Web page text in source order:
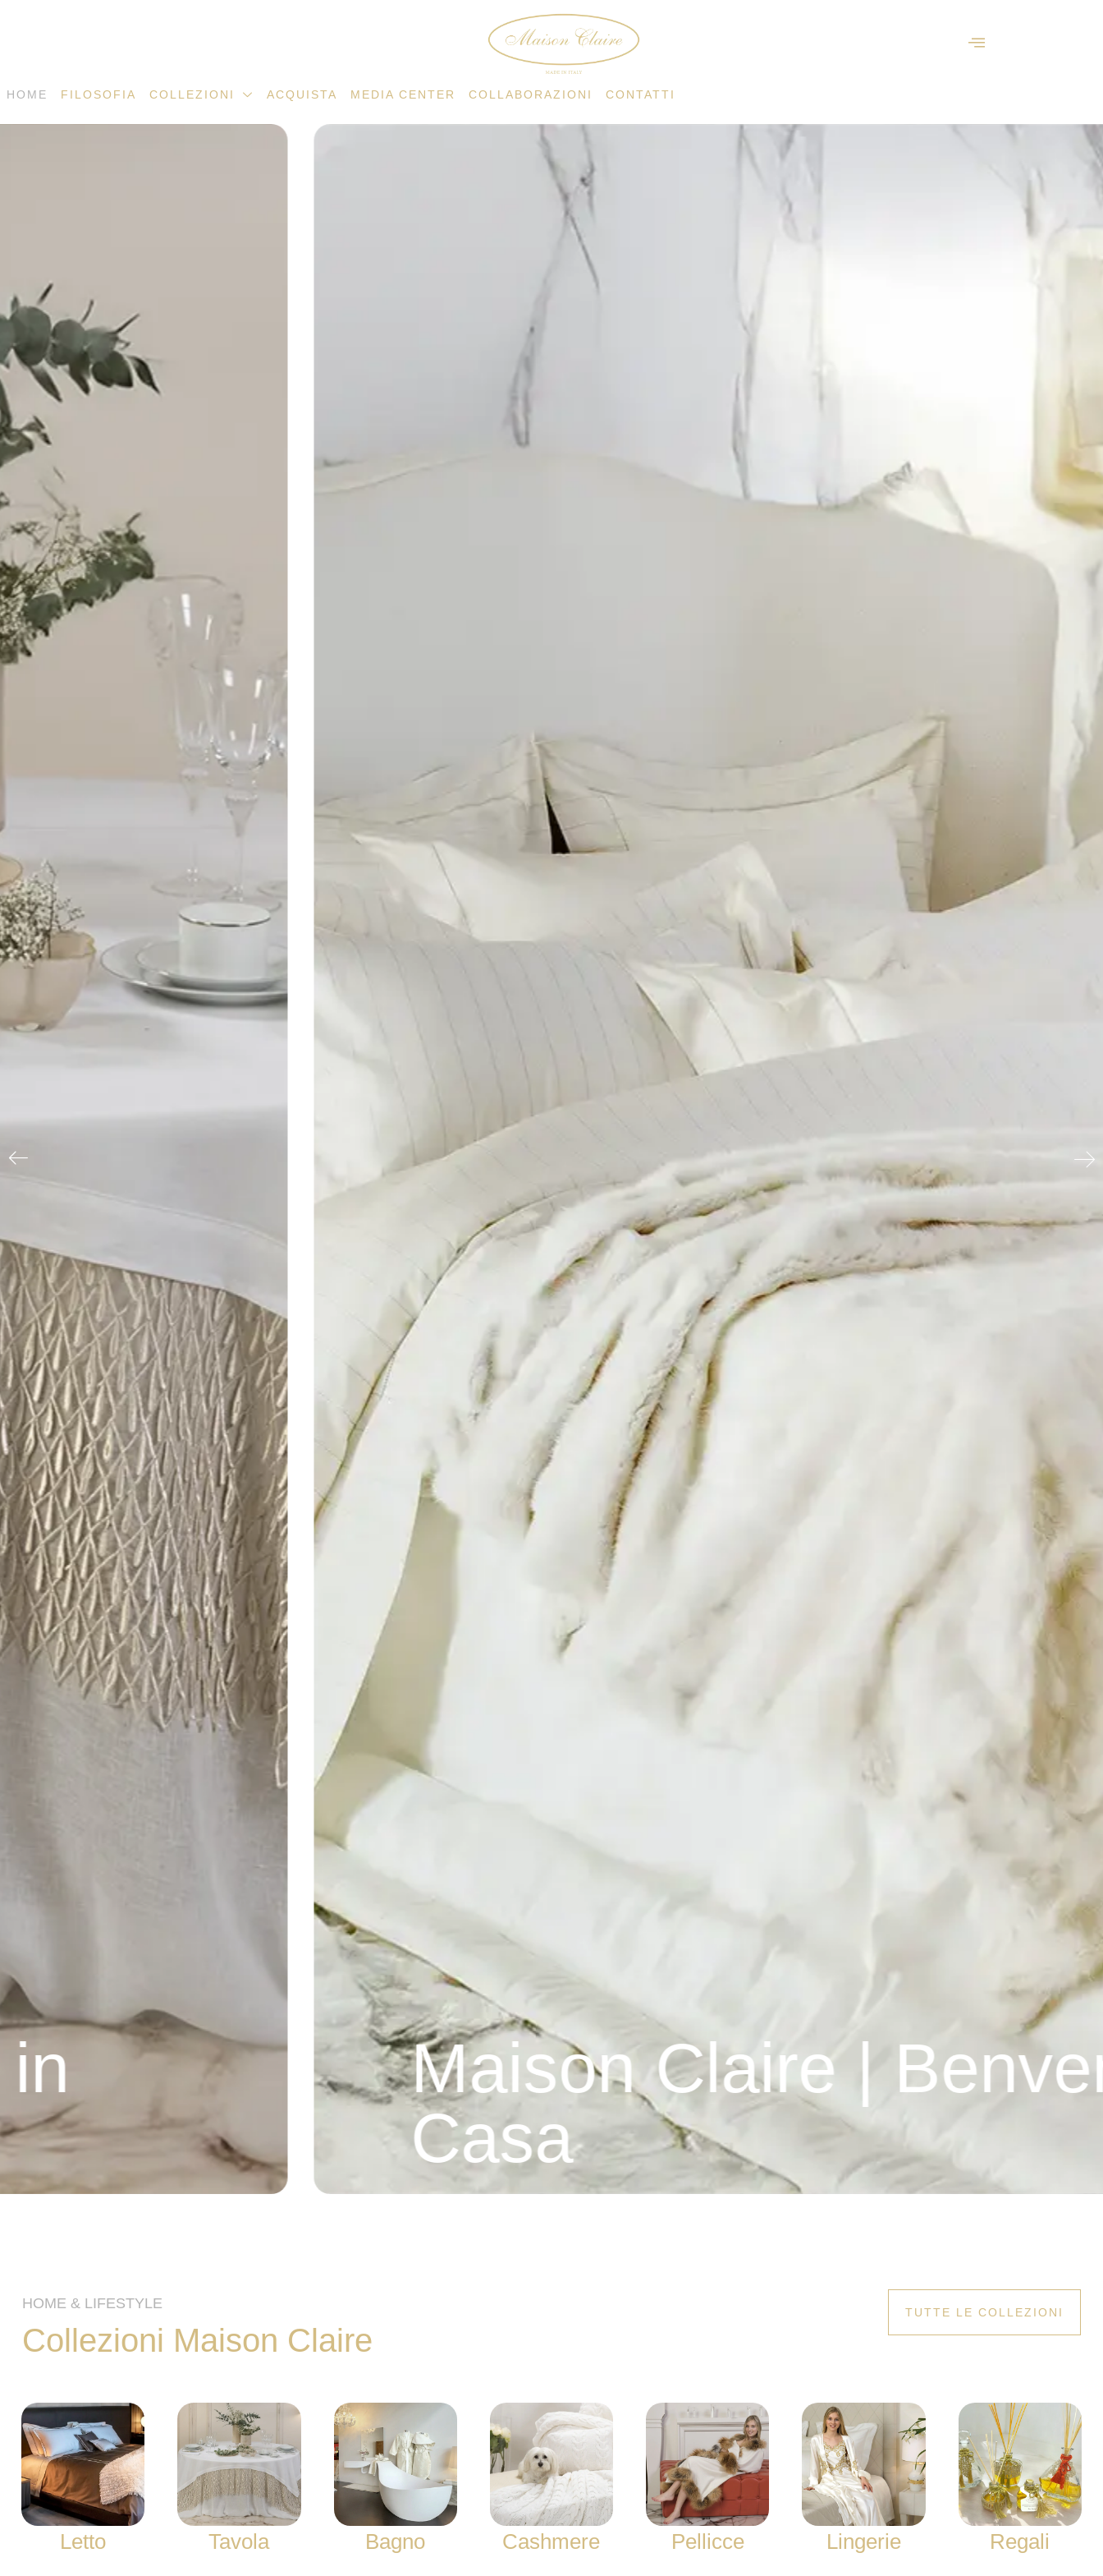
HOME FILOSOFIA COLLEZIONI ACQUISTA MEDIA CENTER COLLABORAZIONI CONTATTI
Maison Claire | Benvenuti a
Casa
HOME & LIFESTYLE
Collezioni Maison Claire
TUTTE LE COLLEZIONI
Letto Tavola Bagno Cashmere Pellicce Lingerie Regali